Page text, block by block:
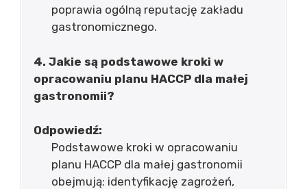
poprawia ogólną reputację zakładu
gastronomicznego.
4. Jakie są podstawowe kroki w
opracowaniu planu HACCP dla małej
gastronomii?
Odpowiedź:
Podstawowe kroki w opracowaniu
planu HACCP dla małej gastronomii
obejmują: identyfikację zagrożeń,